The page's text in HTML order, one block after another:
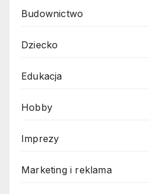
Budownictwo
Dziecko
Edukacja
Hobby
Imprezy
Marketing i reklama